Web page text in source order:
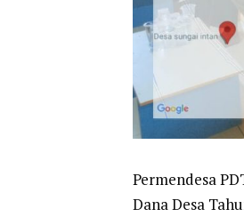
Permendesa
Dana Desa